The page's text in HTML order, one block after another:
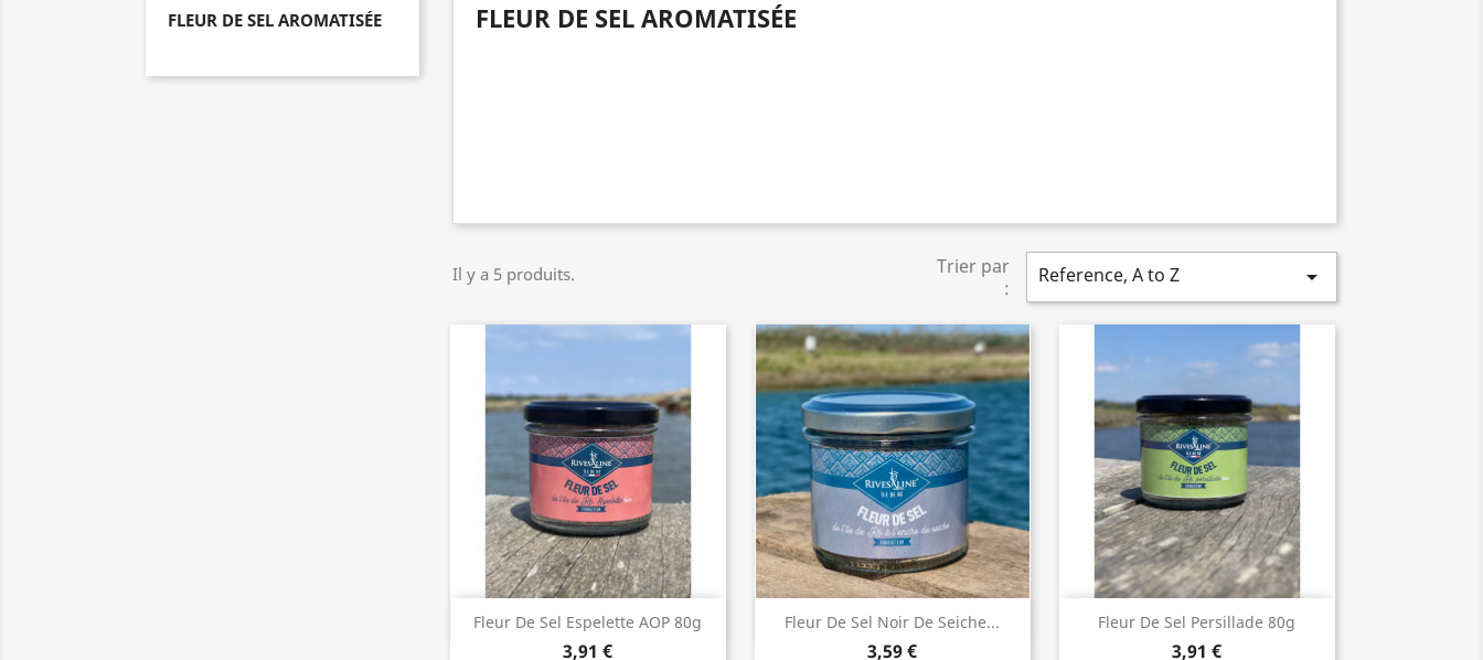
FLEUR DE SEL AROMATISÉE FLEUR DE SEL AROMATISÉE
Il y a 5 produits.
Trier par
:
Reference, A to Z 
Fleur De Sel Espelette AOP 80g
3,91 €
Aperçu rapide Fleur De Sel Noir De Seiche...
3,59 €
Aperçu rapide Fleur De Sel Persillade 80g
3,91 €
Aperçu rapide